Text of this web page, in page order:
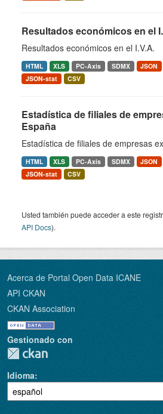
Resultados económicos en el
Resultados económicos en el I.V.A.
HTML XLS PC-Axis SDMX JSON
JSON-stat
CSV
Estadística de filiales de
España
Estadística de filiales de empresas
HTML XLS PC-Axis SDMX JSON
JSON-stat
CSV
Usted también puede acceder a este
API Docs).
Acerca de Portal Open Data ICANE
API CKAN
CKAN Association
Gestionado con
Idioma